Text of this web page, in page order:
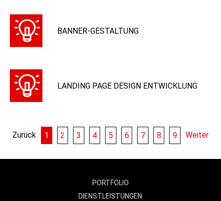
BANNER-GESTALTUNG
LANDING PAGE DESIGN ENTWICKLUNG
Zurück 1 2 3 4 5 6 7 8 9 Weiter
PORTFOLIO
DIENSTLEISTUNGEN